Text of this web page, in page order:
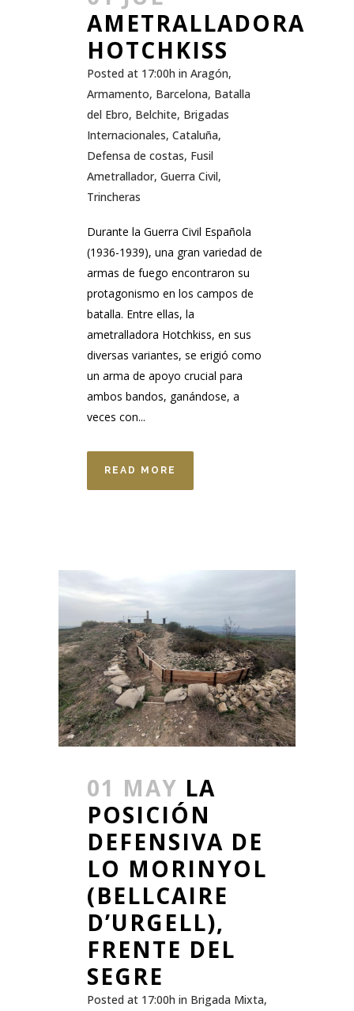
AMETRALLADORA
HOTCHKISS
Posted at 17:00h in Aragón,
Armamento, Barcelona, Batalla
del Ebro, Belchite, Brigadas
Internacionales, Cataluña,
Defensa de costas, Fusil
Ametrallador, Guerra Civil,
Trincheras
Durante la Guerra Civil Española
(1936-1939), una gran variedad de
armas de fuego encontraron su
protagonismo en los campos de
batalla. Entre ellas, la
ametralladora Hotchkiss, en sus
diversas variantes, se erigió como
un arma de apoyo crucial para
ambos bandos, ganándose, a
veces con...
READ MORE
01 MAY LA
POSICIÓN
DEFENSIVA DE
LO MORINYOL
(BELLCAIRE
D’URGELL),
FRENTE DEL
SEGRE
Posted at 17:00h in Brigada Mixta,